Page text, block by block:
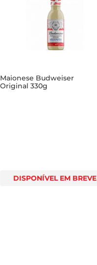
Maionese Budweiser
Original 330g
DISPONÍVEL EM BREVE